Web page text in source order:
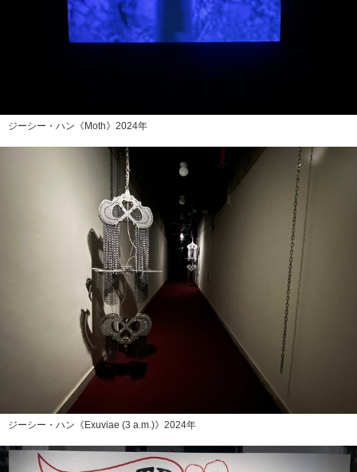
ジーシー・ハン《Moth》2024年
ジーシー・ハン《Exuviae (3 a.m.)》2024年